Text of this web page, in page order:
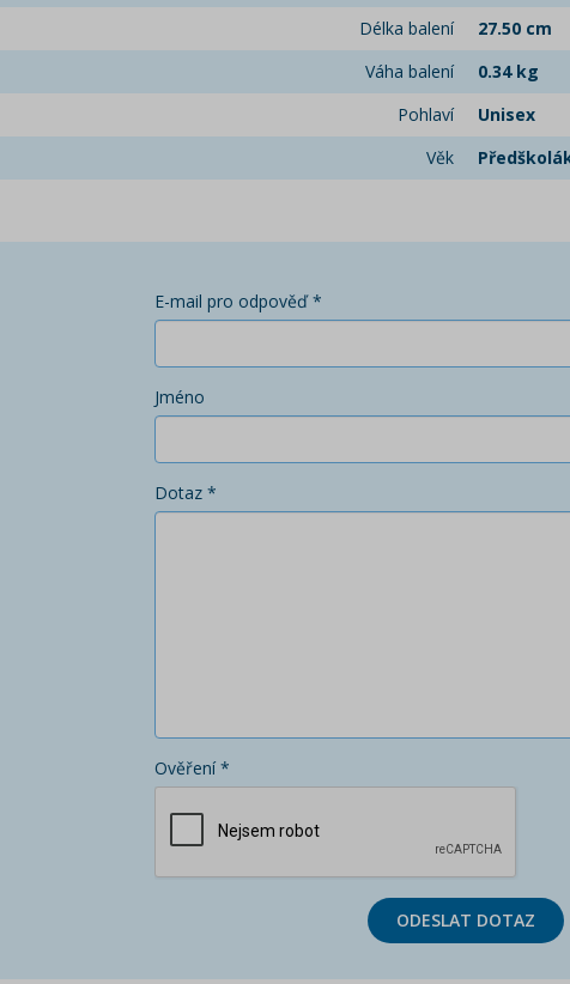
Délka balení
27.50 cm
Váha balení
0.34 kg
Pohlaví
Unisex
Věk
E-mail pro odpověď *
Jméno
Dotaz *
Ověření *
ODESLAT DOTAZ